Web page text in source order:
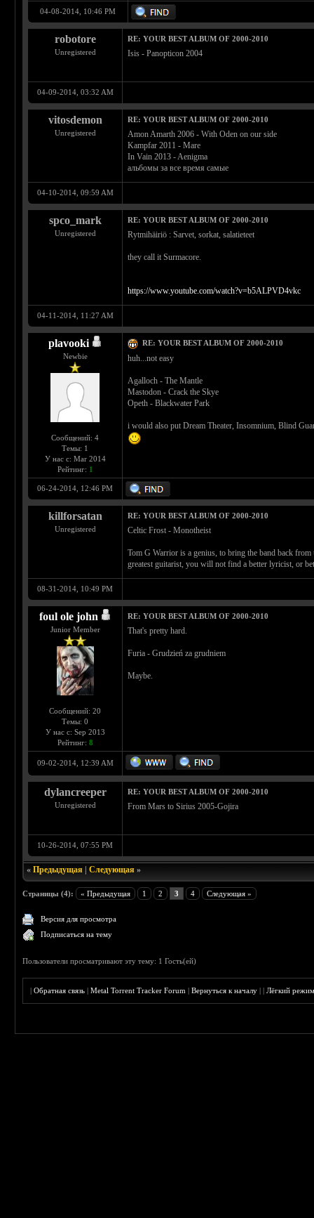
04-08-2014, 10:46 PM
robotore
Unregistered
RE: YOUR BEST ALBUM OF 2000-2010
Isis - Panopticon 2004
04-09-2014, 03:32 AM
vitosdemon
Unregistered
RE: YOUR BEST ALBUM OF 2000-2010
Amon Amarth 2006 - With Oden on our side
Kampfar 2011 - Mare
In Vain 2013 - Aenigma
альбомы за все время самые
04-10-2014, 09:59 AM
spco_mark
Unregistered
RE: YOUR BEST ALBUM OF 2000-2010
Rytmihäiriö : Sarvet, sorkat, salatieteet
they call it Surmacore.
https://www.youtube.com/watch?v=b5ALPVD4vkc
04-11-2014, 11:27 AM
plavooki
Newbie
Сообщений: 4
Темы: 1
У нас с: Mar 2014
Рейтинг: 1
RE: YOUR BEST ALBUM OF 2000-2010
huh...not easy
Agalloch - The Mantle
Mastodon - Crack the Skye
Opeth - Blackwater Park
i would also put Dream Theater, Insomnium, Blind
06-24-2014, 12:46 PM
killforsatan
Unregistered
RE: YOUR BEST ALBUM OF 2000-2010
Celtic Frost - Monotheist
Tom G Warrior is a genius, to bring the band back
greatest guitarist, you will not find a better lyricist, or
08-31-2014, 10:49 PM
foul ole john
Junior Member
Сообщений: 20
Темы: 0
У нас с: Sep 2013
Рейтинг: 8
RE: YOUR BEST ALBUM OF 2000-2010
That's pretty hard.
Furia - Grudzień za grudniem
Maybe.
09-02-2014, 12:39 AM
dylancreeper
Unregistered
RE: YOUR BEST ALBUM OF 2000-2010
From Mars to Sirius 2005-Gojira
10-26-2014, 07:55 PM
«Предыдущая |Следующая »
Страницы (4): « Предыдущая 1 2 3 4 Следующая »
Версия для просмотра
Подписаться на тему
Пользователи просматривают эту тему: 1 Гость(ей)
|Обратная связь |Metal Torrent Tracker Forum |Вернуться к началу ||Лёгкий